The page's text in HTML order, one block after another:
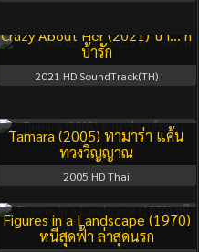
Crazy About Her (2021) บ้า… ก็
บ้ารัก
2021 HD SoundTrack(TH)
Tamara (2005) ทามาร่า แค้น
ทวงวิญญาณ
2005 HD Thai
Figures in a Landscape (1970)
หนีสุดฟ้า ล่าสุดนรก